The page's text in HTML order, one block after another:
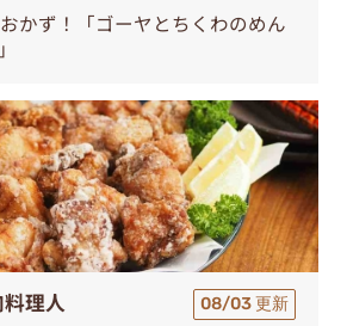
かず！「ゴーヤとちくわのめん
理人 08/03 更新